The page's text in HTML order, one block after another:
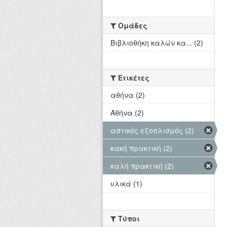
Ομάδες
Βιβλιοθήκη καλών κα... (2)
Ετικέτες
αθήνα (2)
Αθήνα (2)
αστικός εξοπλισμός (2)
κακή πρακτική (2)
καλή πρακτική (2)
υλικά (1)
Τύποι